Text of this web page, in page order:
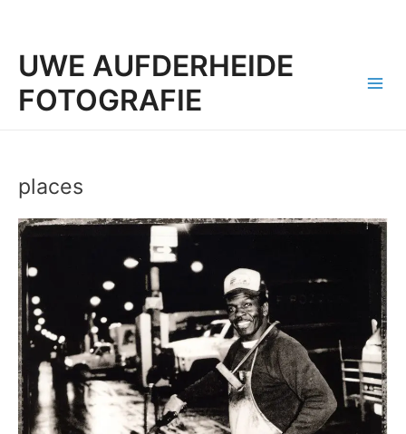
UWE AUFDERHEIDE
FOTOGRAFIE
places